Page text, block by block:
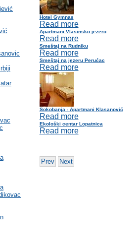
Hotel Gymnas
Read more
Apartmani Vlasinsko jezero
Read more
Smeštaj na Rudniku
Read more
Smeštaj na jezeru Perućac
Read more
Sokobanja - Apartmani Klasanović
Read more
Ekološki centar Lopatnica
Read more
Prev Next